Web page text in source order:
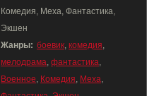
Комедия, Меха, Фантастика,
Экшен
Жанры: боевик, комедия,
мелодрама, фантастика,
Военное, Комедия, Меха,